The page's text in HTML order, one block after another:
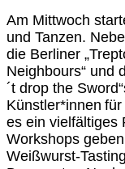
Am Mittwoch
und Tanzen.
die Berliner
Neighbours“ und
´t drop the
Künstler*innen für
es ein vielfältiges
Workshops
Weißwurst-